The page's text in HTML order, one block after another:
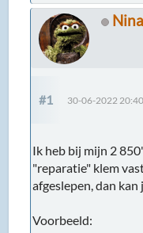
#1 30-06-2022
Ik heb bij mijn 2
"reparatie" klem
afgeslepen, dan
Voorbeeld: